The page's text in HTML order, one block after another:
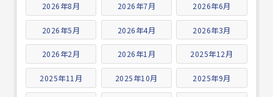
2026年8月 2026年7月 2026年6月
2026年5月 2026年4月 2026年3月
2026年2月 2026年1月 2025年12月
2025年11月 2025年10月 2025年9月